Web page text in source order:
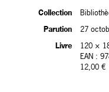
Collection
Parution
27
Livre
120 ×
EAN :
12,00 €